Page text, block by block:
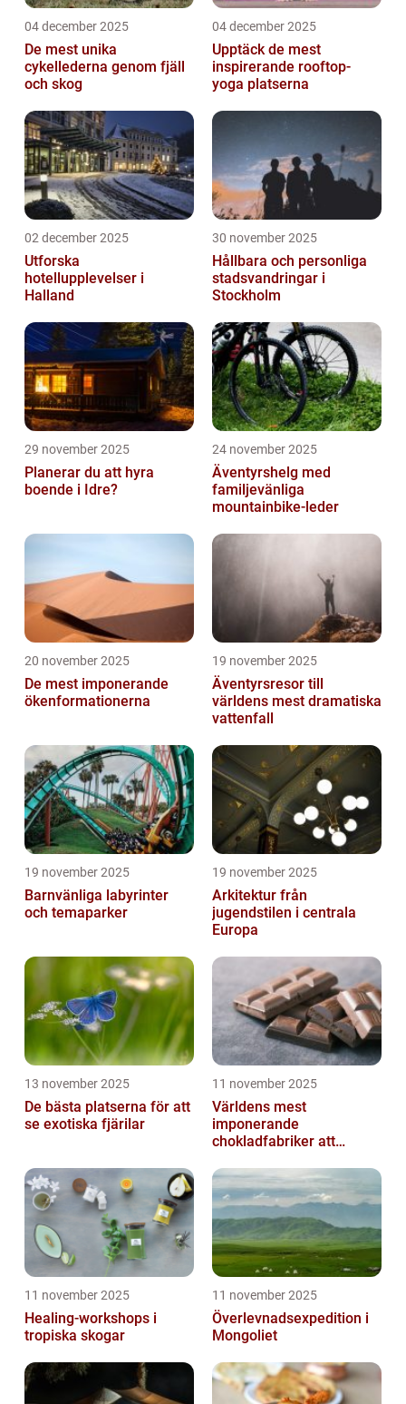
04 december 2025
De mest unika
cykellederna genom fjäll
och skog
04 december 2025
Upptäck de mest
inspirerande rooftop-
yoga platserna
02 december 2025
Utforska
hotellupplevelser i
Halland
30 november 2025
Hållbara och personliga
stadsvandringar i
Stockholm
29 november 2025
Planerar du att hyra
boende i Idre?
24 november 2025
Äventyrshelg med
familjevänliga
mountainbike-leder
20 november 2025
De mest imponerande
ökenformationerna
19 november 2025
Äventyrsresor till
världens mest dramatiska
vattenfall
19 november 2025
Barnvänliga labyrinter
och temaparker
19 november 2025
Arkitektur från
jugendstilen i centrala
Europa
13 november 2025
De bästa platserna för att
se exotiska fjärilar
11 november 2025
Världens mest
imponerande
chokladfabriker att
11 november 2025
Healing-workshops i
tropiska skogar
11 november 2025
Överlevnadsexpedition i
Mongoliet